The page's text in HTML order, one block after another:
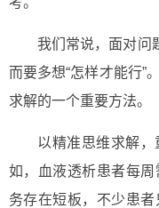
我们常说，面对问
而要多想“怎样才能行”
求解的一个重要方法。
以精准思维求解
如，血液透析患者每
务存在短板，不少患